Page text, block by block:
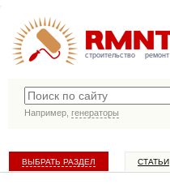
строительство ремонт
Например, генераторы
ВЫБРАТЬ РАЗДЕЛ СТАТЬИ